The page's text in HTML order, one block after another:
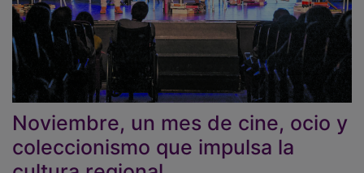
Noviembre, un mes de cine, ocio y
coleccionismo que impulsa la
cultura regional